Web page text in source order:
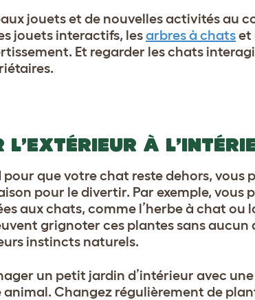
jouets et de nouvelles activités au
jouets interactifs, lesarbres à chatset
Et regarder les chats
À
que votre chat reste dehors, vous
pour le divertir. Par exemple,
aux chats, comme l’herbe à chat ou
grignoter ces plantes sans
instincts naturels.
un petit jardin d’intérieur avec
animal. Changez régulièrement de